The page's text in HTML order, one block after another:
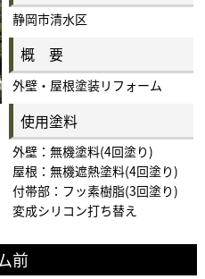
静岡市清水区
概 要
外壁・屋根塗装リフォーム
使用塗料
外壁：無機塗料(4回塗り)
屋根：無機遮熱塗料(4回塗り)
付帯部：フッ素樹脂(3回塗り)
変成シリコン打ち替え
前